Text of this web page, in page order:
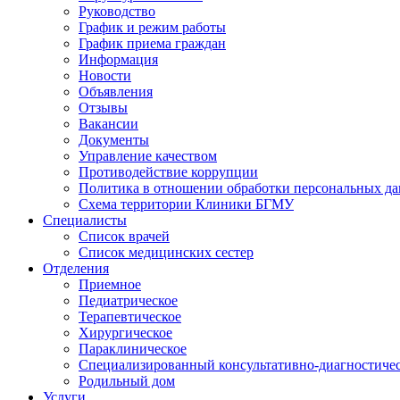
Руководство
График и режим работы
График приема граждан
Информация
Новости
Объявления
Отзывы
Вакансии
Документы
Управление качеством
Противодействие коррупции
Политика в отношении обработки персональных
Схема территории Клиники БГМУ
Специалисты
Список врачей
Список медицинских сестер
Отделения
Приемное
Педиатрическое
Терапевтическое
Хирургическое
Параклиническое
Специализированный консультативно-
Родильный дом
Услуги